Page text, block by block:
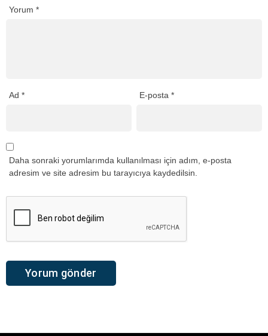
Yorum *
Ad * E-posta*
Daha sonraki yorumlarımda kullanılması için adım, e-posta
adresim ve site adresim bu tarayıcıya kaydedilsin.